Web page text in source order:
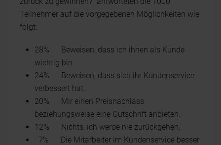
Teilnehmer auf die vorgegebenen Möglichkeiten wie
folgt:
28% Beweisen, dass ich ihnen als Kunde
wichtig bin.
24% Beweisen, dass sich ihr Kundenservice
verbessert hat.
20% Mir einen Preisnachlass
beziehungsweise eine Gutschrift anbieten.
12% Nichts, ich werde nie zurückgehen.
7% Die Mitarbeiter im Kundenservice besser